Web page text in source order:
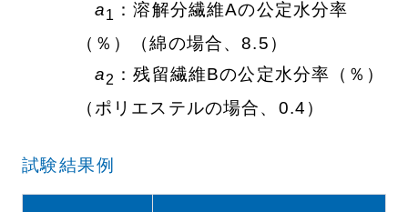
a1 ：溶解分繊維Aの公定水分率
（％）（綿の場合、8.5）
a2 ：残留繊維Bの公定水分率（％）
（ポリエステルの場合、0.4）
試験結果例